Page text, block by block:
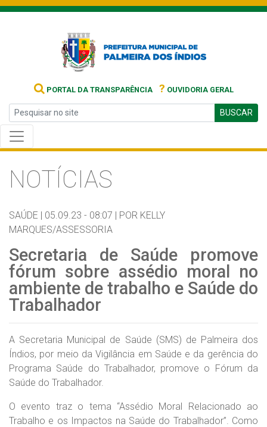
PORTAL DA TRANSPARÊNCIA ? OUVIDORIA GERAL
BUSCAR
NOTÍCIAS
SAÚDE | 05.09.23 - 08:07 | POR KELLY
MARQUES/ASSESSORIA
Secretaria de Saúde promove
fórum sobre assédio moral no
ambiente de trabalho e Saúde do
Trabalhador
A Secretaria Municipal de Saúde (SMS) de Palmeira dos
Índios, por meio da Vigilância em Saúde e da gerência do
Programa Saúde do Trabalhador, promove o Fórum da
Saúde do Trabalhador.
O evento traz o tema “Assédio Moral Relacionado ao
Trabalho e os Impactos na Saúde do Trabalhador”. Como